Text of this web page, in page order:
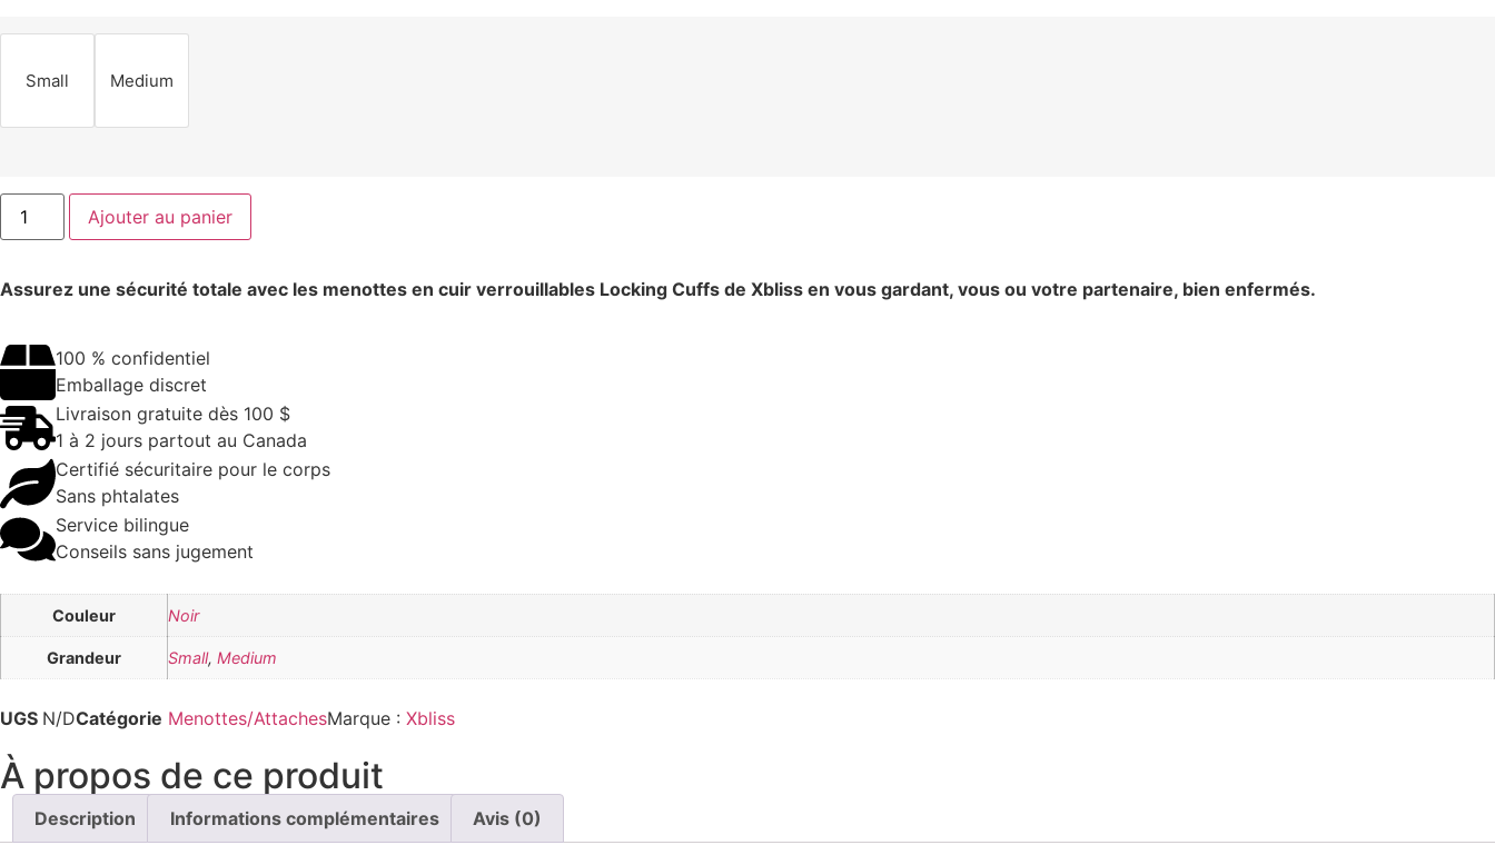
Small Medium
Ajouter au panier
Assurez une sécurité totale avec les menottes en cuir verrouillables Locking Cuffs de Xbliss en vous gardant, vous ou votre partenaire, bien enfermés.
100 % confidentiel
Emballage discret
Livraison gratuite dès 100 $
1 à 2 jours partout au Canada
Certifié sécuritaire pour le corps
Sans phtalates
Service bilingue
Conseils sans jugement
Couleur Noir
Grandeur Small, Medium
UGS N/DCatégorie Menottes/AttachesMarque : Xbliss
À propos de ce produit
Description Informations complémentaires Avis (0)